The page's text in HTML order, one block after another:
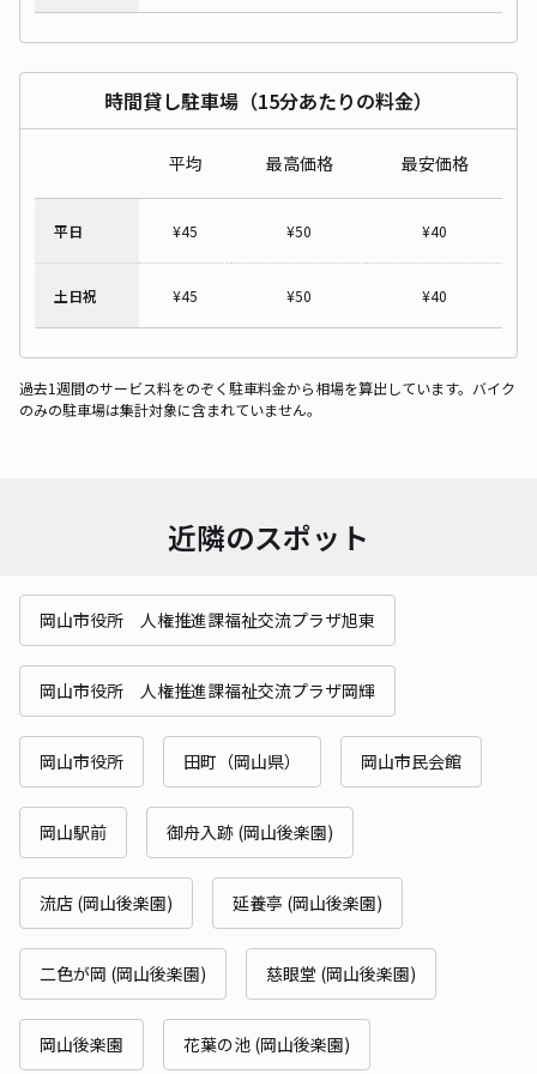
時間貸し駐車場（15分あたりの料金）
平均 最高価格 最安価格
平日 ¥45 ¥50 ¥40
土日祝 ¥45 ¥50 ¥40
過去1週間のサービス料をのぞく駐車料金から相場を算出しています。バイク
のみの駐車場は集計対象に含まれていません。
近隣のスポット
岡山市役所 人権推進課福祉交流プラザ旭東
岡山市役所 人権推進課福祉交流プラザ岡輝
岡山市役所 田町（岡山県） 岡山市民会館
岡山駅前 御舟入跡 (岡山後楽園)
流店 (岡山後楽園) 延養亭 (岡山後楽園)
二色が岡 (岡山後楽園) 慈眼堂 (岡山後楽園)
岡山後楽園 花葉の池 (岡山後楽園)